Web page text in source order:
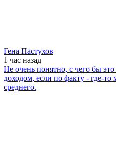
Гена Пастухов
1 час назад
Не очень понятно, с чего бы
доходом, если по факту - где-
среднего.